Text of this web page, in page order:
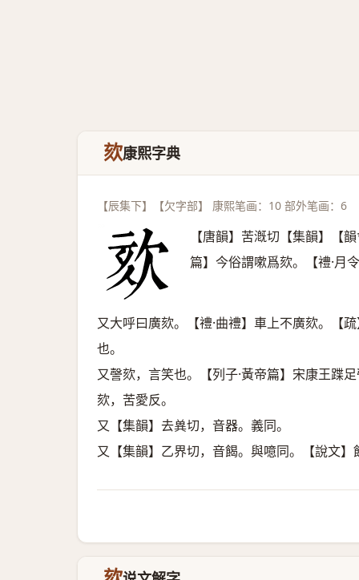
欬康熙字典
【辰集下】【欠字部】 康熙笔画：10 部外笔画：6
【唐韻】苦漑切【集韻】【
篇】今俗謂嗽爲欬。【禮·月
又大呼曰廣欬。【禮·曲禮】車上不廣欬。【
也。
又謦欬，言笑也。【列子·黃帝篇】宋康王蹀
欬，苦愛反。
又【集韻】去兾切，音器。義同。
又【集韻】乙界切，音餲。與噫同。【說文